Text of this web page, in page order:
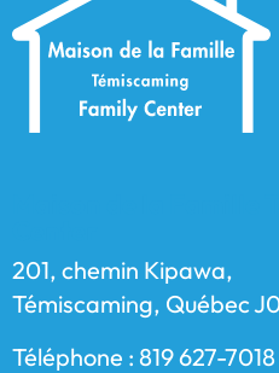
201, chemin Kipawa,
Témiscaming, Québec
Téléphone : 819 627-7018